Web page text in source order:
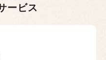
ービス